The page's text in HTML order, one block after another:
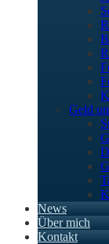
Geld
News
Über mich
Kontakt